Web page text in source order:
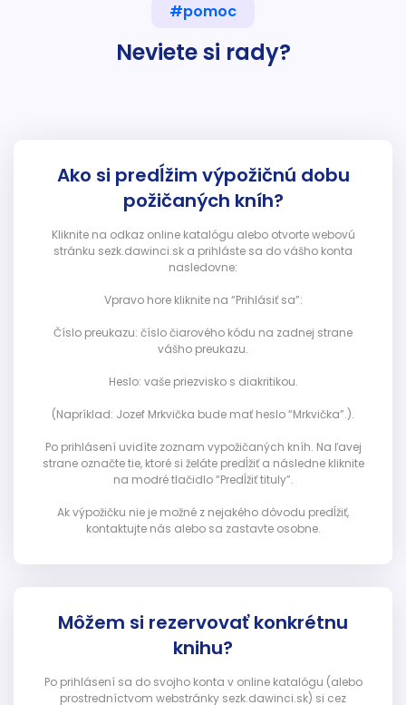
#pomoc
Neviete si rady?
Ako si predĺžim výpožičnú dobu
požičaných kníh?
Kliknite na odkaz online katalógu alebo otvorte webovú
stránku sezk.dawinci.sk a prihláste sa do vášho konta
nasledovne:
Vpravo hore kliknite na “Prihlásiť sa”:
Číslo preukazu: číslo čiarového kódu na zadnej strane
vášho preukazu.
Heslo: vaše priezvisko s diakritikou.
(Napríklad: Jozef Mrkvička bude mať heslo “Mrkvička”.).
Po prihlásení uvidíte zoznam vypožičaných kníh. Na ľavej
strane označte tie, ktoré si želáte predĺžiť a následne kliknite
na modré tlačidlo “Predĺžiť tituly”.
Ak výpožičku nie je možné z nejakého dôvodu predĺžiť,
kontaktujte nás alebo sa zastavte osobne.
Môžem si rezervovať konkrétnu
knihu?
Po prihlásení sa do svojho konta v online katalógu (alebo
prostredníctvom webstránky sezk.dawinci.sk) si cez